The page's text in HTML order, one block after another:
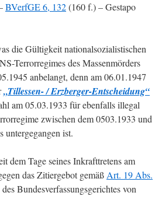
BVerfGE 6, 132(160 f.) – Gestapo
die Gültigkeit nationalsozialistischen
Terrorregimes des Massenmörders
anbelangt, denn am 06.01.1947
„Tillessen- / Erzberger-Entscheidung“
am 05.03.1933 für ebenfalls illegal
zwischen dem 0503.1933 und
untergegangen ist.
dem Tage seines Inkrafttretens am
das Zitiergebot gemäß Art. 19 Abs.
Bundesverfassungsgerichtes von